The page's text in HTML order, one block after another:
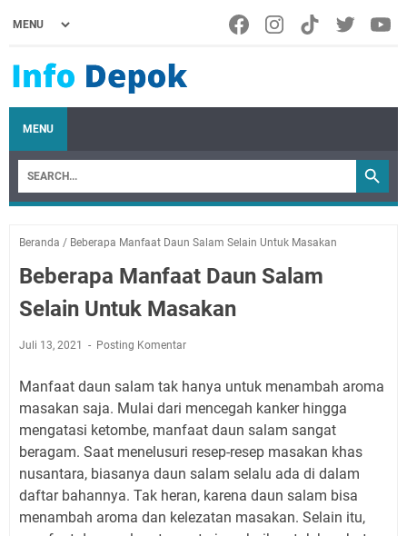
MENU
Beranda / Beberapa Manfaat Daun Salam Selain Untuk Masakan
Beberapa Manfaat Daun Salam
Selain Untuk Masakan
Juli 13, 2021 Posting Komentar
Manfaat daun salam tak hanya untuk menambah aroma
masakan saja. Mulai dari mencegah kanker hingga
mengatasi ketombe, manfaat daun salam sangat
beragam. Saat menelusuri resep-resep masakan khas
nusantara, biasanya daun salam selalu ada di dalam
daftar bahannya. Tak heran, karena daun salam bisa
menambah aroma dan kelezatan masakan. Selain itu,